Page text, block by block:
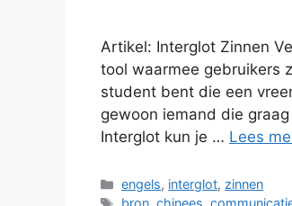
Artikel: Interglot Zinnen
tool waarmee gebruikers
student bent die een
gewoon iemand die
Interglot kun je … Lees
Categorieën
engels, interglot, zinnen
Tags